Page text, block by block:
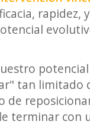
tan limitado
de
terminar